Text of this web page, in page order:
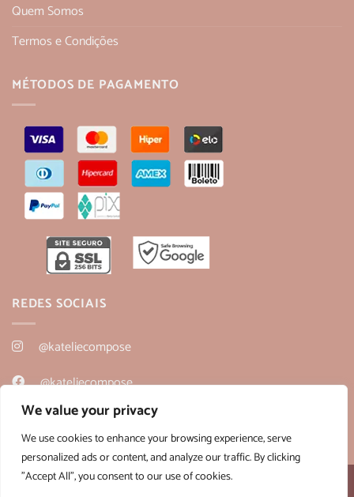
We value your privacy
We use cookies to enhance your browsing experience, serve
personalized ads or content, and analyze our traffic. By clicking
"Accept All", you consent to our use of cookies.
Quem Somos
Termos e Condições
MÉTODOS DE PAGAMENTO
REDES SOCIAIS
@kateliecompose
@kateliecompose
@kateliecompose